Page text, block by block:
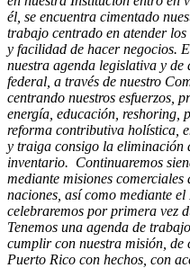
él, se encuentra cimentado
trabajo centrado en atender
y facilidad de hacer negocios.
nuestra agenda legislativa y
federal, a través de nuestro
centrando nuestros esfuerzos,
energía, educación, reshoring,
reforma contributiva holística,
y traiga consigo la eliminación
inventario. Continuaremos
mediante misiones
naciones, así como mediante
celebraremos por primera vez
Tenemos una agenda de
cumplir con nuestra misión,
Puerto Rico con hechos, con